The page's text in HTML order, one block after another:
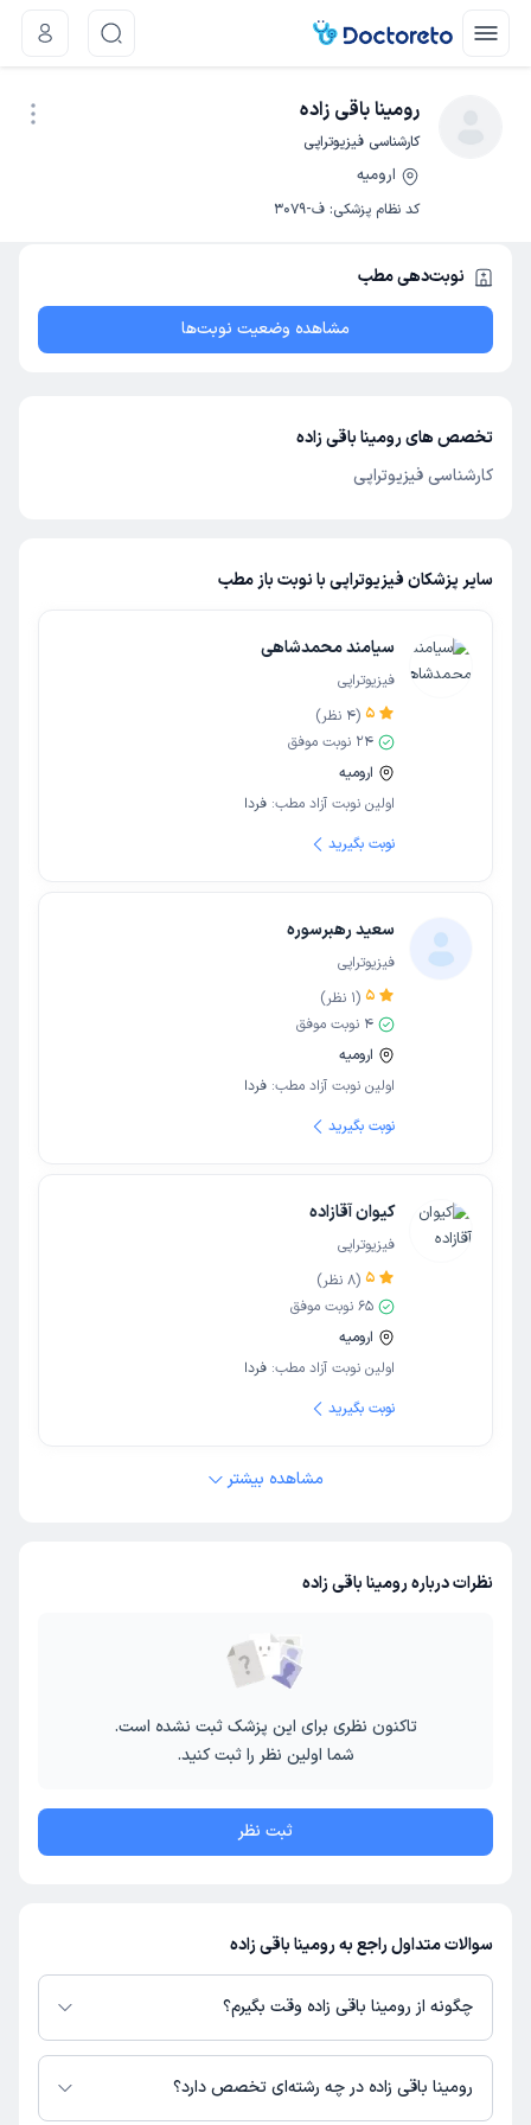
رومینا باقی زاده
کارشناسی فیزیوتراپی
ارومیه
کد نظام پزشکی: ف-3079
نوبت‌دهی مطب
مشاهده وضعیت نوبت‌ها
تخصص های رومینا باقی زاده
کارشناسی فیزیوتراپی
سایر پزشکان فیزیوتراپی با نوبت باز مطب
سیامند محمدشاهی
فیزیوتراپی
5
(
4 نظر)
24 نوبت موفق
ارومیه
اولین نوبت آزاد مطب: فردا
نوبت بگیرید
سعید رهبرسوره
فیزیوتراپی
5
(
1 نظر)
4 نوبت موفق
ارومیه
اولین نوبت آزاد مطب: فردا
نوبت بگیرید
کیوان آقازاده
فیزیوتراپی
5
(
8 نظر)
65 نوبت موفق
ارومیه
اولین نوبت آزاد مطب: فردا
نوبت بگیرید
مشاهده بیشتر
نظرات درباره رومینا باقی زاده
تاکنون نظری برای این پزشک ثبت نشده است.
شما اولین نظر را ثبت کنید.
ثبت نظر
سوالات متداول راجع به رومینا باقی زاده
چگونه از رومینا باقی زاده وقت بگیرم؟
در صورتی کهرومینا باقی زادهدارای پروفایل فعال و نوبت‌دهی باز در پلتفرم
دکترتو باشند، می‌توانید از طریق این پلتفرم برای دریافت نوبت اقدام کنید. در
رومینا باقی زاده در چه رشته‌ای تخصص دارد؟